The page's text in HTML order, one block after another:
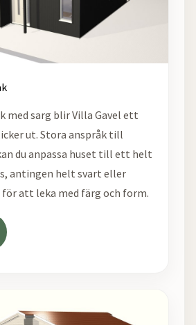
med sarg blir Villa Gavel ett
ut. Stora anspråk till
du anpassa huset till ett helt
antingen helt svart eller
att leka med färg och form.